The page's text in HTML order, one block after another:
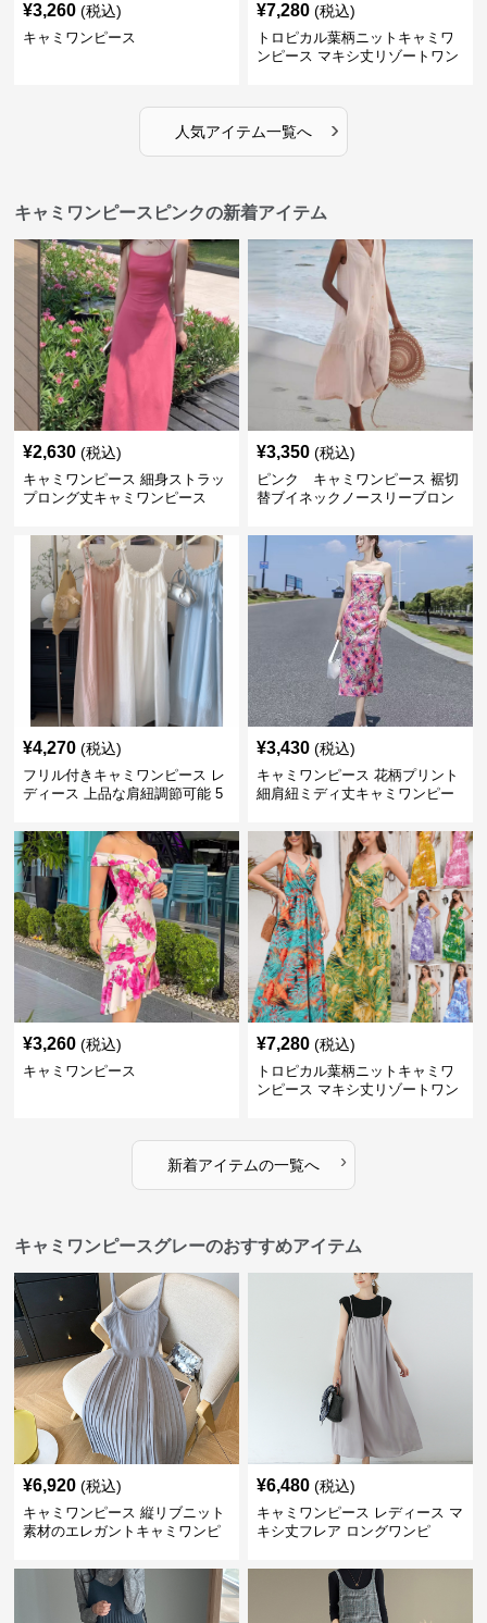
¥3,260 (税込)
キャミワンピース
¥7,280 (税込)
トロピカル葉柄ニットキャミワ
ンピース マキシ丈リゾートワン
人気アイテム一覧へ ›
キャミワンピースピンクの新着アイテム
¥2,630 (税込)
キャミワンピース 細身ストラッ
プロング丈キャミワンピース
¥3,350 (税込)
ピンク キャミワンピース 裾切
替ブイネックノースリーブロン
¥4,270 (税込)
フリル付きキャミワンピース レ
ディース 上品な肩紐調節可能 5
¥3,430 (税込)
キャミワンピース 花柄プリント
細肩紐ミディ丈キャミワンピー
¥3,260 (税込)
キャミワンピース
¥7,280 (税込)
トロピカル葉柄ニットキャミワ
ンピース マキシ丈リゾートワン
新着アイテムの一覧へ ›
キャミワンピースグレーのおすすめアイテム
¥6,920 (税込)
キャミワンピース 縦リブニット
素材のエレガントキャミワンピ
¥6,480 (税込)
キャミワンピース レディース マ
キシ丈フレア ロングワンピ